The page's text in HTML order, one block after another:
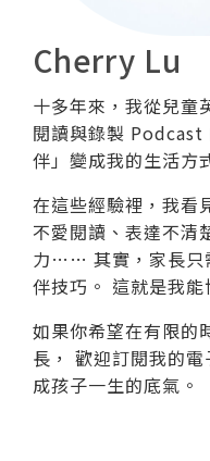
Cherry Lu
十多年來，我從兒童
閱讀與錄製 Podcast
伴」變成我的生活方
在這些經驗裡，我看
不愛閱讀、表達不清
力…… 其實，家長只
伴技巧。 這就是我能
如果你希望在有限的
長， 歡迎訂閱我的
成孩子一生的底氣。